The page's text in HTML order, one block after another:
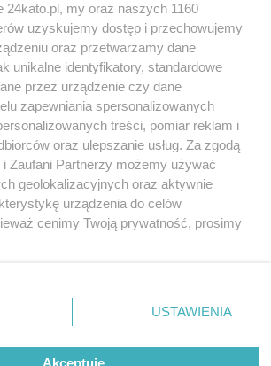
4 / 0
lokalnych
prywatności regulamin korzystania z portali
Skontakuj sięz nami
Kontakt
Wydawca
Redakcja
24kato.pl, my oraz naszych 1160
uzyskujemy dostęp i przechowujemy
oraz przetwarzamy dane
unikalne identyfikatory, standardowe
przez urządzenie czy dane
zapewniania spersonalizowanych
treści, pomiar reklam i
oraz ulepszanie usług. Za zgodą
Zaufani Partnerzy możemy używać
geolokalizacyjnych oraz aktywnie
urządzenia do celów
cenimy Twoją prywatność, prosimy
się w lewym dolnym rogu strony
przetwarzania danych nie wymagają
ale masz prawo sprzeciwić się
Preferencje będą miały
USTAWIENIA
Akceptuję